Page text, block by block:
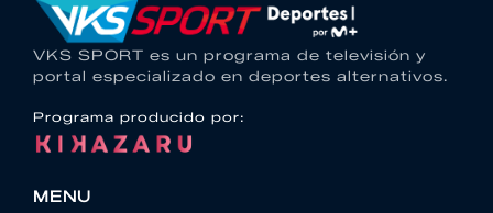
VKS SPORT es un programa de televisión y
portal especializado en deportes alternativos.
Programa producido por:
MENU